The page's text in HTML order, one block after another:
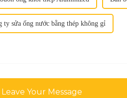
ty sửa ống nước bằng thép không gỉ
Leave Your Message